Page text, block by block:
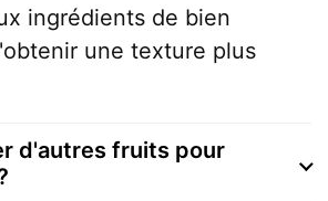
ingrédients de bien
une texture plus
d'autres fruits pour